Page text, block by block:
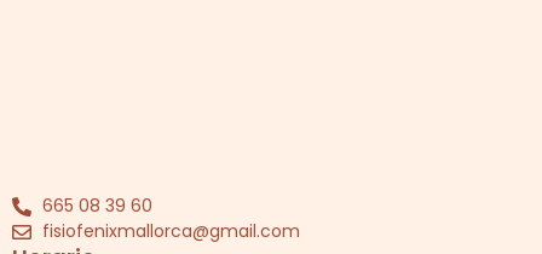
665 08 39 60
fisiofenixmallorca@gmail.com